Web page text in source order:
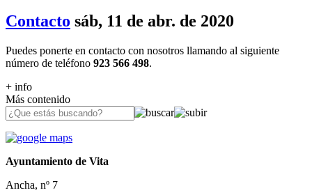
Contacto sáb, 11 de abr. de 2020
Puedes ponerte en contacto con nosotros llamando al siguiente
número de teléfono 923 566 498.
+ info
Más contenido
Ayuntamiento de Vita
Ancha, nº 7